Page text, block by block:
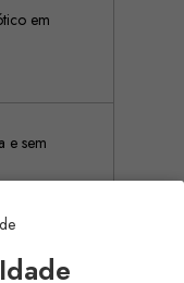
em
e sem